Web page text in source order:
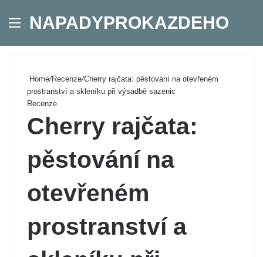
Menu
NAPADYPROKAZDEHO
Home/Recenze/Cherry rajčata: pěstování na otevřeném
prostranství a skleníku při výsadbě sazenic
Recenze
Cherry rajčata:
pěstování na
otevřeném
prostranství a